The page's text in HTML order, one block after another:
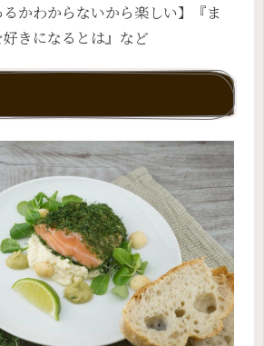
かわからないから楽しい】『ま
きになるとは』など